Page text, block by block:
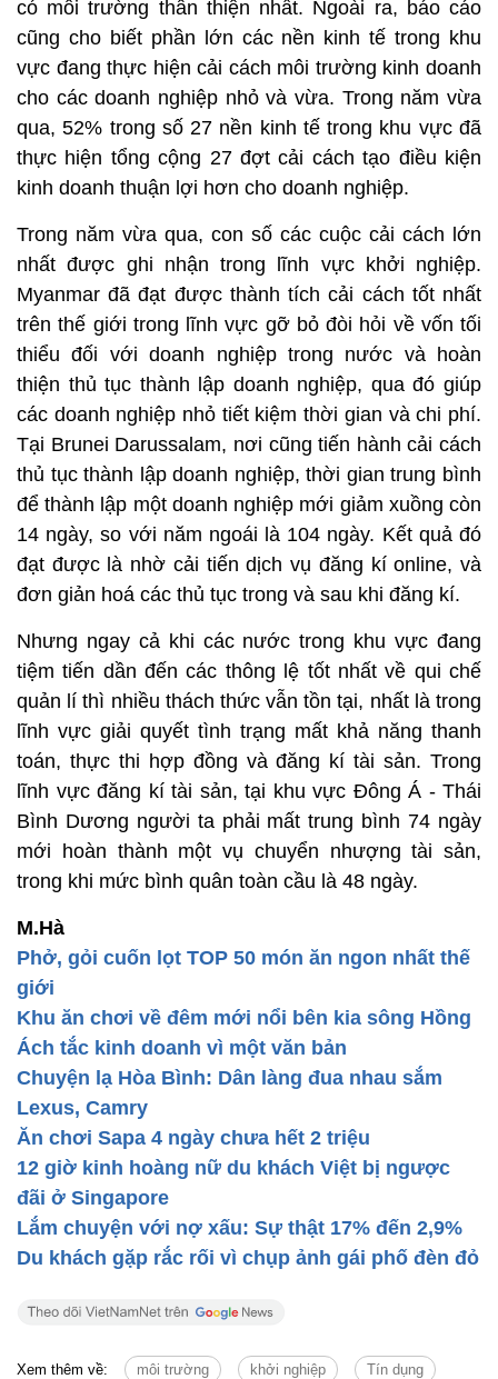
có môi trường thân thiện nhất. Ngoài ra, báo cáo
cũng cho biết phần lớn các nền kinh tế trong khu
vực đang thực hiện cải cách môi trường kinh doanh
cho các doanh nghiệp nhỏ và vừa. Trong năm vừa
qua, 52% trong số 27 nền kinh tế trong khu vực đã
thực hiện tổng cộng 27 đợt cải cách tạo điều kiện
kinh doanh thuận lợi hơn cho doanh nghiệp.
Trong năm vừa qua, con số các cuộc cải cách lớn
nhất được ghi nhận trong lĩnh vực khởi nghiệp.
Myanmar đã đạt được thành tích cải cách tốt nhất
trên thế giới trong lĩnh vực gỡ bỏ đòi hỏi về vốn tối
thiểu đối với doanh nghiệp trong nước và hoàn
thiện thủ tục thành lập doanh nghiệp, qua đó giúp
các doanh nghiệp nhỏ tiết kiệm thời gian và chi phí.
Tại Brunei Darussalam, nơi cũng tiến hành cải cách
thủ tục thành lập doanh nghiệp, thời gian trung bình
để thành lập một doanh nghiệp mới giảm xuồng còn
14 ngày, so với năm ngoái là 104 ngày. Kết quả đó
đạt được là nhờ cải tiến dịch vụ đăng kí online, và
đơn giản hoá các thủ tục trong và sau khi đăng kí.
Nhưng ngay cả khi các nước trong khu vực đang
tiệm tiến dần đến các thông lệ tốt nhất về qui chế
quản lí thì nhiều thách thức vẫn tồn tại, nhất là trong
lĩnh vực giải quyết tình trạng mất khả năng thanh
toán, thực thi hợp đồng và đăng kí tài sản. Trong
lĩnh vực đăng kí tài sản, tại khu vực Đông Á - Thái
Bình Dương người ta phải mất trung bình 74 ngày
mới hoàn thành một vụ chuyển nhượng tài sản,
trong khi mức bình quân toàn cầu là 48 ngày.
M.Hà
Phở, gỏi cuốn lọt TOP 50 món ăn ngon nhất thế
giới
Khu ăn chơi về đêm mới nổi bên kia sông Hồng
Ách tắc kinh doanh vì một văn bản
Chuyện lạ Hòa Bình: Dân làng đua nhau sắm
Lexus, Camry
Ăn chơi Sapa 4 ngày chưa hết 2 triệu
12 giờ kinh hoàng nữ du khách Việt bị ngược
đãi ở Singapore
Lắm chuyện với nợ xấu: Sự thật 17% đến 2,9%
Du khách gặp rắc rối vì chụp ảnh gái phố đèn đỏ
Xem thêm về: môi trường khởi nghiệp Tín dụng